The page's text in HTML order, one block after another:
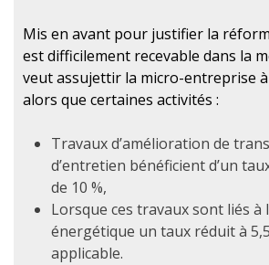
Mis en avant pour justifier la
est difficilement recevable dans la
veut assujettir la micro-entreprise à
alors que certaines activités :
Travaux d’amélioration de
d’entretien bénéficient d’un
de 10 %,
Lorsque ces travaux sont liés à
énergétique un taux réduit à
applicable.